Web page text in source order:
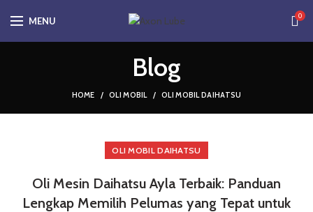
MENU 0
Blog
HOME OLI MOBIL OLI MOBIL DAIHATSU
OLI MOBIL DAIHATSU
Oli Mesin Daihatsu Ayla Terbaik: Panduan
Lengkap Memilih Pelumas yang Tepat untuk